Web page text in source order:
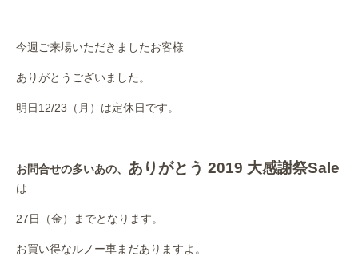
店舗アクセス
今週ご来場いただきましたお客様
ありがとうございました。
明日12/23（月）は定休日です。
お問合せの多いあの、 ありがとう 2019 大感謝祭Sale
は
27日（金）までとなります。
お買い得なルノー車まだありますよ。